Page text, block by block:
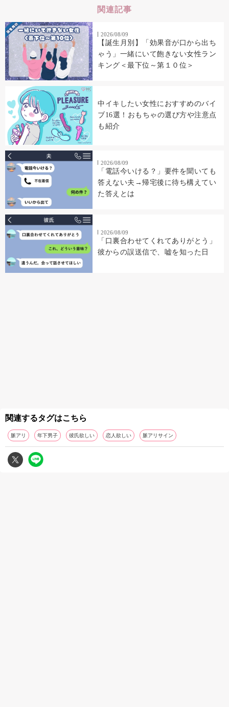
関連記事
2026/08/09
【誕生月別】「効果音が口から出ち
ゃう」一緒にいて飽きない女性ラン
キング＜最下位～第１０位＞
中イキしたい女性におすすめのバイ
ブ16選！おもちゃの選び方や注意点
も紹介
2026/08/09
「電話今いける？」要件を聞いても
答えない夫→帰宅後に待ち構えてい
た答えとは
2026/08/09
「口裏合わせてくれてありがとう」
彼からの誤送信で、嘘を知った日
関連するタグはこちら
脈アリ 年下男子 彼氏欲しい 恋人欲しい 脈アリサイン